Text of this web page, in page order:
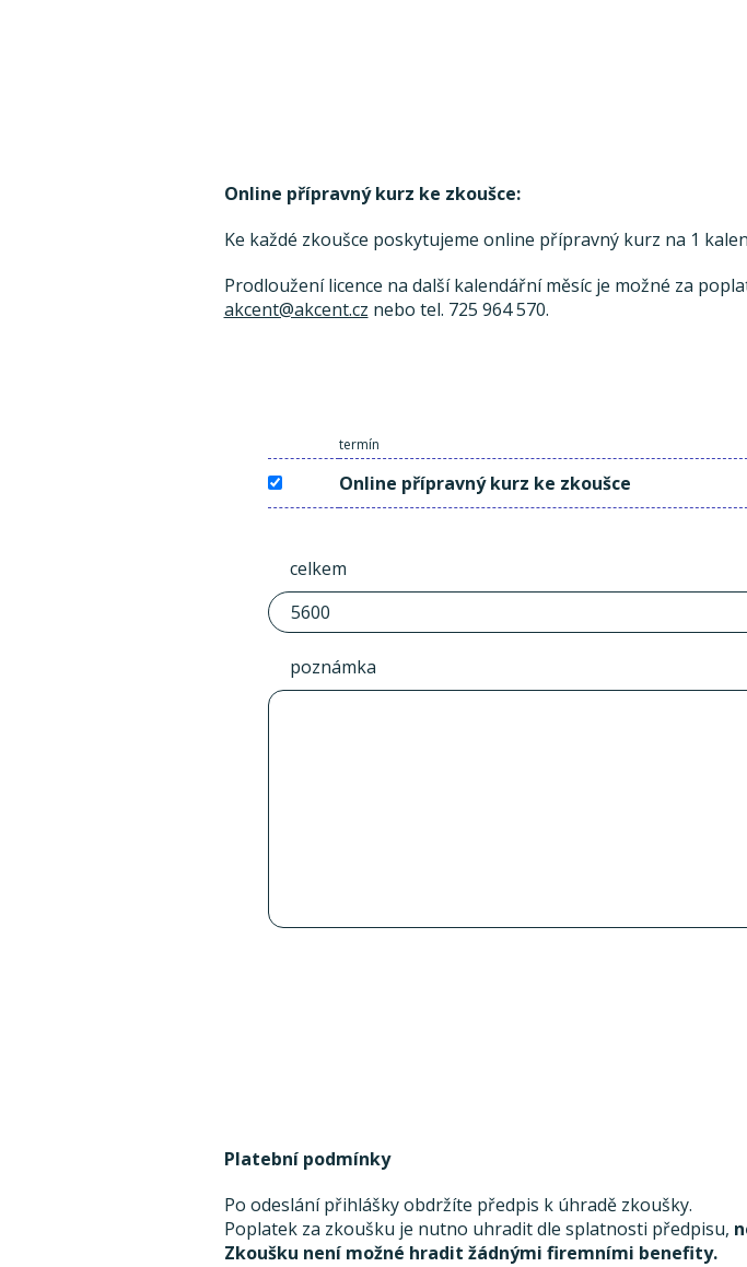
Online přípravný kurz ke zkoušce:
Ke každé zkoušce poskytujeme online přípravný kurz na 1
Prodloužení licence na další kalendářní měsíc je možné za
akcent@akcent.cz nebo tel. 725 964 570.
termín
Online přípravný kurz ke zkoušce
celkem
poznámka
Platební podmínky
Po odeslání přihlášky obdržíte předpis k úhradě zkoušky.
Poplatek za zkoušku je nutno uhradit dle splatnosti předpisu,
Zkoušku není možné hradit žádnými firemními benefity.